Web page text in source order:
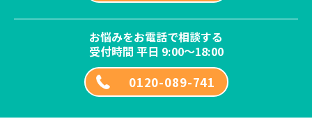
お悩みをお電話で相談する
受付時間 平日 9:00～18:00
0120-089-741